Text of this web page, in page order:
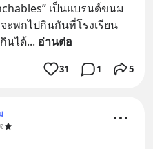
เป็นแบรนด์ขนม
ะพกไปกินกันที่โรงเรียน
นได้... อ่านต่อ
31 1 5